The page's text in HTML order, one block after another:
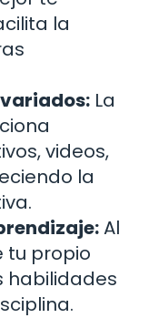
la
La
videos,
la
Al
tu propio
habilidades